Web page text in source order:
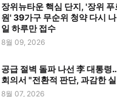
장위뉴타운 핵심 단지, '장위
원' 39가구 무순위 청약 다시
일 하루만 접수
8월 09, 2026
공급 절벽 돌파 나선 李 대통
회의서 "전환적 판단, 과감한
8월 07, 2026